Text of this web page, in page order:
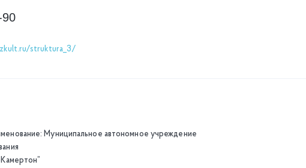
struktura_3/
Муниципальное автономное учреждение